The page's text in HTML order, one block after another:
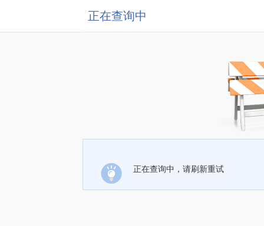
正在查询中
正在查询中，请刷新重试